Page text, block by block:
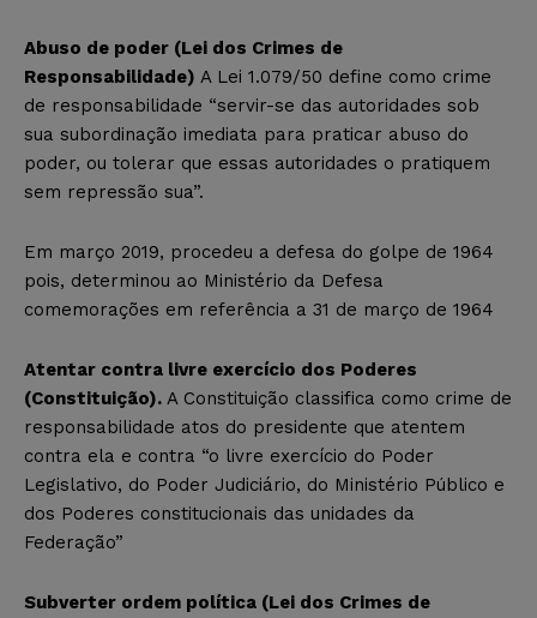
Abuso de poder (Lei dos Crimes de
Responsabilidade) A Lei 1.079/50 define como crime
de responsabilidade “servir-se das autoridades sob
sua subordinação imediata para praticar abuso do
poder, ou tolerar que essas autoridades o pratiquem
sem repressão sua”.
Em março 2019, procedeu a defesa do golpe de 1964
pois, determinou ao Ministério da Defesa
comemorações em referência a 31 de março de 1964
Atentar contra livre exercício dos Poderes
(Constituição). A Constituição classifica como crime de
responsabilidade atos do presidente que atentem
contra ela e contra “o livre exercício do Poder
Legislativo, do Poder Judiciário, do Ministério Público e
dos Poderes constitucionais das unidades da
Federação”
Subverter ordem política (Lei dos Crimes de